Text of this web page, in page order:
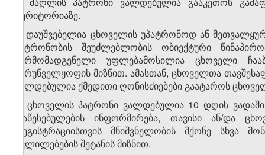
ტერიტორიაზე.
5. დაუშვებელია ცხოველის უპატრონოდ ან
პატრონობის შეუძლებლობის ობიექტური
წარმომადგენელი უფლებამოსილია ცხოველი
უზრუნველყოფის მიზნით. ამასთან, ცხოველთა
ვალდებულია ქმედითი ღონისძიებები გაატაროს
6. ცხოველის პატრონი ვალდებულია 10 დღის
დაწესებულების ინფორმირება, თავისი ან/და
რეგისტრაციისთვის მნიშვნელობის მქონე სხვა
ცვლილებების შეტანის მიზნით.